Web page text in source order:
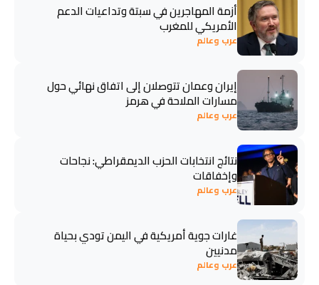
أزمة المهاجرين في سبتة وتداعيات الدعم
الأمريكي للمغرب
عرب وعالم
إيران وعمان تتوصلان إلى اتفاق نهائي حول
مسارات الملاحة في هرمز
عرب وعالم
نتائج انتخابات الحزب الديمقراطي: نجاحات
وإخفاقات
عرب وعالم
غارات جوية أمريكية في اليمن تودي بحياة
مدنيين
عرب وعالم